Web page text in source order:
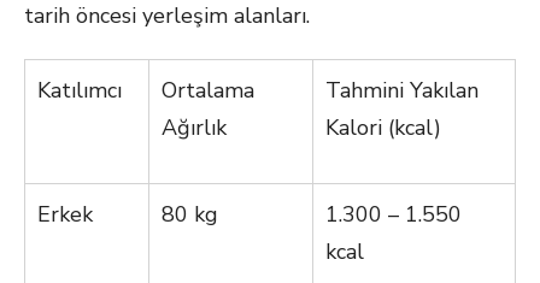
tarih öncesi yerleşim alanları.
Katılımcı
Ortalama
Ağırlık
Tahmini Yakılan
Kalori (kcal)
Erkek 80 kg
1.300 – 1.550
kcal